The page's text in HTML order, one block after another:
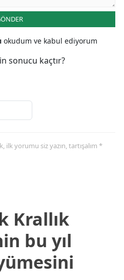
okudum ve kabul ediyorum
sonucu kaçtır?
yorumu siz yazın, tartışalım *
Krallık
bu yıl